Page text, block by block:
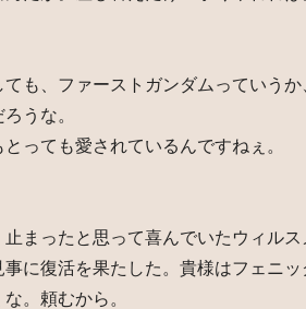
ても、ファーストガンダムっていう
うな。
とっても愛されているんですねぇ。
止まったと思って喜んでいたウィル
事に復活を果たした。貴様はフェニ
。頼むから。